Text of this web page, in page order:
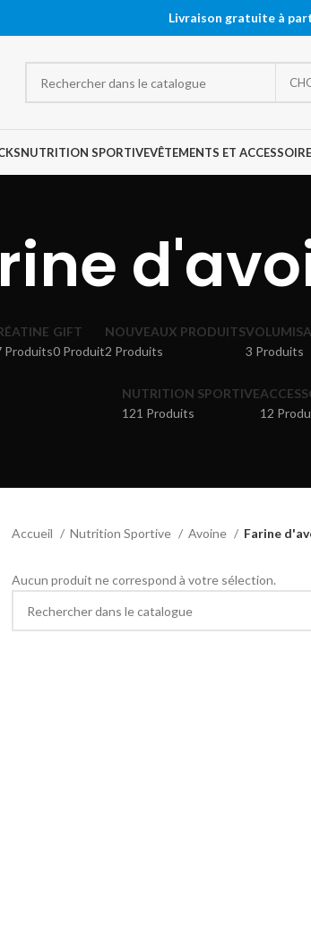
NUTRITION SPORTIVEVÊTEMENTS ET
Produits
GIFT
0 Produit
NOUVEAUX PRODUITS
2 Produits
3 Produits
NUTRITION SPORTIVE
121 Produits
12
Accueil Nutrition Sportive Avoine Farine
Aucun produit ne correspond à votre sélection.
Livraison gratuite à